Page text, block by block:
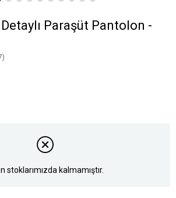
Paraşüt Pantolon -
stoklarımızda kalmamıştır.